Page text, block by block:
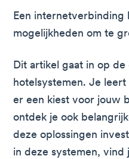
Een
mogelijkheden om te
Dit artikel gaat in op
hotelsystemen. Je
er een kiest voor jouw
ontdek je ook
deze oplossingen
in deze systemen,